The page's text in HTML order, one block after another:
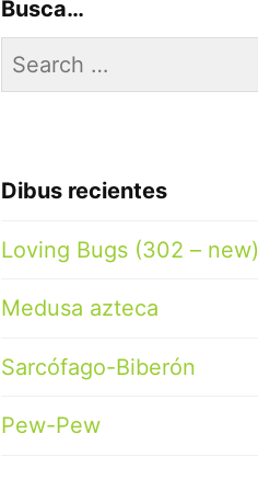
Busca…
Search
for:
Dibus recientes
Loving Bugs (302 – new)
Medusa azteca
Sarcófago-Biberón
Pew-Pew